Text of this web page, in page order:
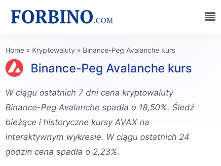
Home » Kryptowaluty » Binance-Peg Avalanche kurs
Binance-Peg Avalanche kurs
W ciągu ostatnich 7 dni cena kryptowaluty
Binance-Peg Avalanche spadła o 18,50%. Śledź
bieżące i historyczne kursy AVAX na
interaktywnym wykresie. W ciągu ostatnich 24
godzin cena spadła o 2,23%.